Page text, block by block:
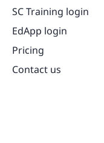
SC Training login
EdApp login
Pricing
Contact us